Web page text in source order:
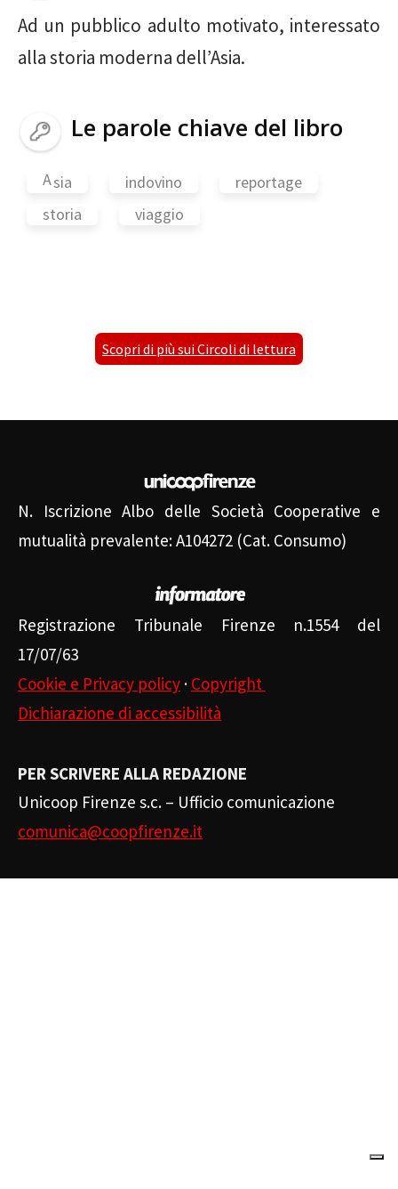
Ad un pubblico adulto motivato, interessato
alla storia moderna dell’Asia.
Le parole chiave del libro
Asia indovino
reportage
storia
viaggio
Scopri di più sui Circoli di lettura
N. Iscrizione Albo delle Società Cooperative e
mutualità prevalente: A104272 (Cat. Consumo)
Registrazione Tribunale Firenze n.1554 del
17/07/63
Cookie e Privacy policy · Copyright
Dichiarazione di accessibilità
PER SCRIVERE ALLA REDAZIONE
Unicoop Firenze s.c. – Ufficio comunicazione
comunica@coopfirenze.it